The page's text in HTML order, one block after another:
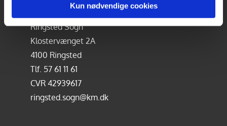
Kun nødvendige cookies
KIRKE- & KIRKEGÅRDSKONTORET
Ringsted Sogn
Klostervænget 2A
4100 Ringsted
Tlf. 57 61 11 61
CVR 42939617
ringsted.sogn@km.dk